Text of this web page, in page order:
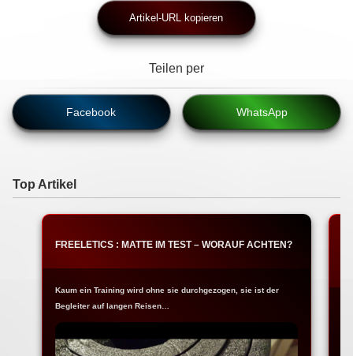
Artikel-URL kopieren
Teilen per
Facebook WhatsApp
Top Artikel
FREELETICS : MATTE IM TEST – WORAUF ACHTEN?
Kaum ein Training wird ohne sie durchgezogen, sie ist der
Begleiter auf langen Reisen…